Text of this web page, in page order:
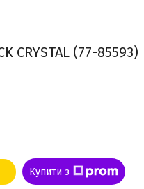
CRYSTAL (77-85593)
Купити з